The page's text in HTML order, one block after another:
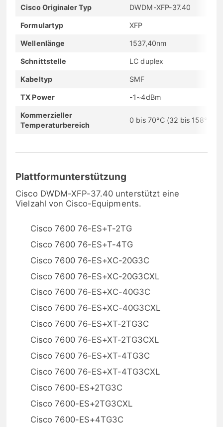
Cisco Originaler Typ DWDM-XFP-37.40
Formulartyp XFP
Wellenlänge 1537,40nm
Schnittstelle LC duplex
Kabeltyp SMF
TX Power -1~4dBm
Kommerzieller
Temperaturbereich
0 bis 70°C (32 bis 158°F)
Plattformunterstützung
Cisco DWDM-XFP-37.40 unterstützt eine
Vielzahl von Cisco-Equipments.
Cisco 7600 76-ES+T-2TG
Cisco 7600 76-ES+T-4TG
Cisco 7600 76-ES+XC-20G3C
Cisco 7600 76-ES+XC-20G3CXL
Cisco 7600 76-ES+XC-40G3C
Cisco 7600 76-ES+XC-40G3CXL
Cisco 7600 76-ES+XT-2TG3C
Cisco 7600 76-ES+XT-2TG3CXL
Cisco 7600 76-ES+XT-4TG3C
Cisco 7600 76-ES+XT-4TG3CXL
Cisco 7600-ES+2TG3C
Cisco 7600-ES+2TG3CXL
Cisco 7600-ES+4TG3C